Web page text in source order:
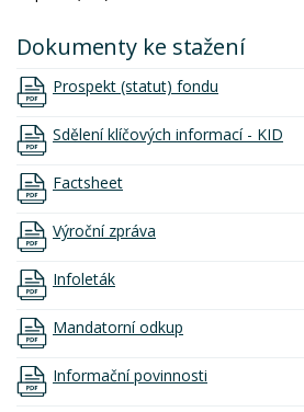
Dokumenty ke stažení
Prospekt (statut) fondu
Sdělení klíčových informací - KID
Factsheet
Výroční zpráva
Infoleták
Mandatorní odkup
Informační povinnosti